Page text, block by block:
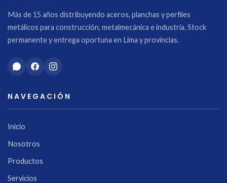
Más de 15 años distribuyendo aceros, planchas y perfiles
metálicos para construcción, metalmecánica e industria. Stock
permanente y entrega oportuna en Lima y provincias.
NAVEGACIÓN
Inicio
Nosotros
Productos
Servicios